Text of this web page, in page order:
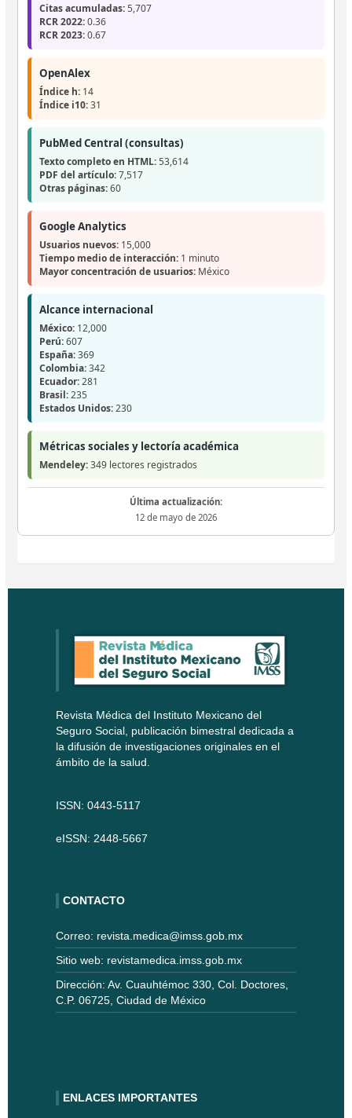
Citas acumuladas:5,707
RCR 2022:0.36
RCR 2023:0.67
OpenAlex
Índice h:14
Índice i10:31
PubMed Central (consultas)
Texto completo en HTML:53,614
PDF del artículo:7,517
Otras páginas:60
Google Analytics
Usuarios nuevos:15,000
Tiempo medio de interacción:1 minuto
Mayor concentración de usuarios:México
Alcance internacional
México:12,000
Perú:607
España:369
Colombia:342
Ecuador:281
Brasil:235
Estados Unidos:230
Métricas sociales y lectoría académica
Mendeley:349 lectores registrados
Última actualización:
12 de mayo de 2026
Revista Médica del Instituto Mexicano del
Seguro Social, publicación bimestral dedicada a
la difusión de investigaciones originales en el
ámbito de la salud.
ISSN: 0443-5117
eISSN: 2448-5667
CONTACTO
Correo: revista.medica@imss.gob.mx
Sitio web: revistamedica.imss.gob.mx
Dirección: Av. Cuauhtémoc 330, Col. Doctores,
C.P. 06725, Ciudad de México
ENLACES IMPORTANTES